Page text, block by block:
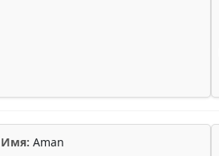
Имя: Aman